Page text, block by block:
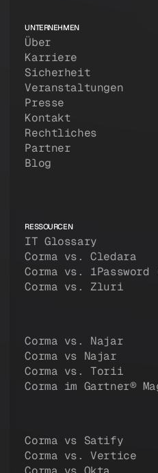
UNTERNEHMEN
Über
Karriere
Sicherheit
Veranstaltungen
Presse
Kontakt
Rechtliches
Partner
Blog
RESSOURCEN
IT Glossary
Corma vs. Cledara
Corma vs.
Corma vs. Zluri
Corma vs. Najar
Corma vs Najar
Corma vs. Torii
Corma im Gartner®
Corma vs Satify
Corma vs. Vertice